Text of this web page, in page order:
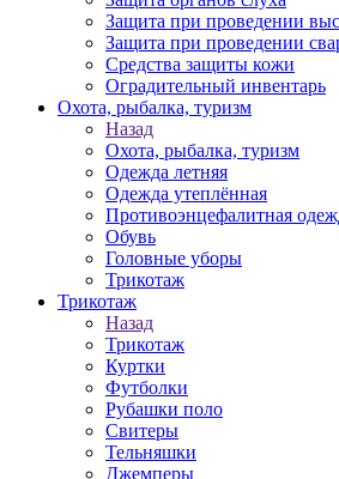
Защита при проведении
Защита при проведении
Средства защиты кожи
Оградительный инвентарь
Охота, рыбалка, туризм
Назад
Охота, рыбалка, туризм
Одежда летняя
Одежда утеплённая
Противоэнцефалитная
Обувь
Головные уборы
Трикотаж
Трикотаж
Назад
Трикотаж
Куртки
Футболки
Рубашки поло
Свитеры
Тельняшки
Джемперы